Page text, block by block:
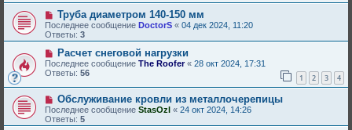
Труба диаметром 140-150 мм
Последнее сообщение DoctorS « 04 дек 2024, 11:20
Ответы: 3
Расчет снеговой нагрузки
Последнее сообщение The Roofer« 28 окт 2024, 17:31
Ответы: 56 1 2 3 4
Обслуживание кровли из металлочерепицы
Последнее сообщение StasOzl « 24 окт 2024, 14:26
Ответы: 5